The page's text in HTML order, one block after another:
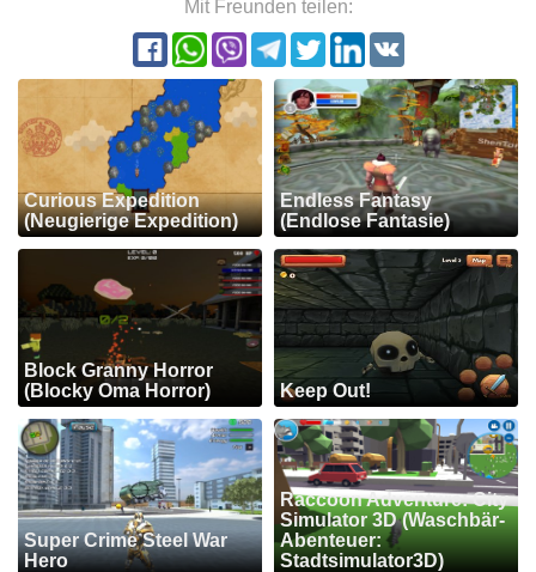
Mit Freunden teilen:
Curious Expedition
(Neugierige Expedition)
Endless Fantasy
(Endlose Fantasie)
Block Granny Horror
(Blocky Oma Horror)
Keep Out!
Super Crime Steel War
Hero
Raccoon Adventure: City
Simulator 3D (Waschbär-
Abenteuer:
Stadtsimulator3D)